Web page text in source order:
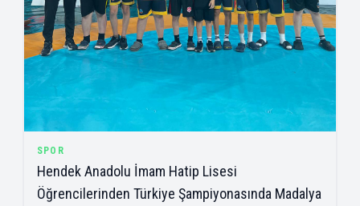
SPOR
Hendek Anadolu İmam Hatip Lisesi
Öğrencilerinden Türkiye Şampiyonasında Madalya